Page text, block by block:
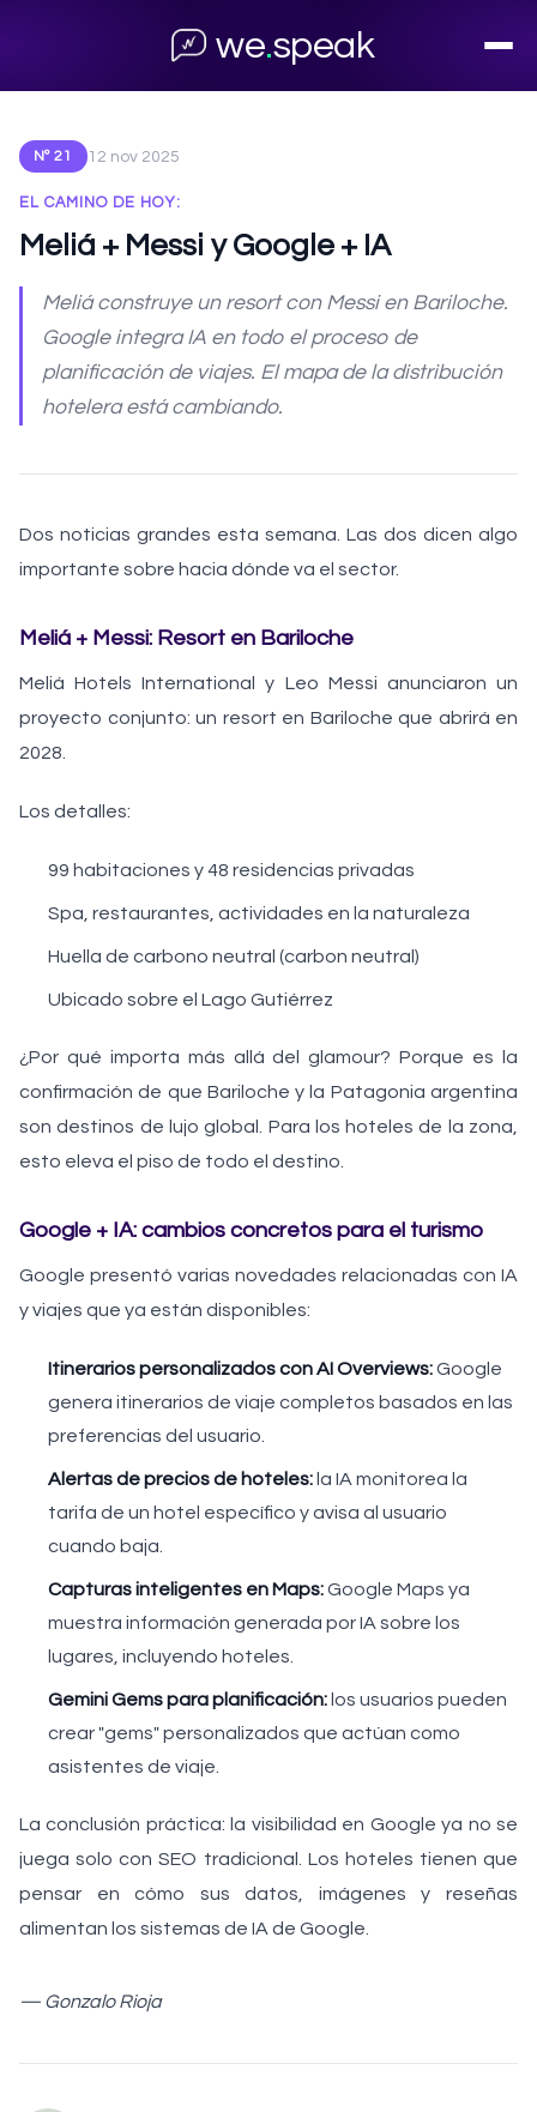
we.speak
Nº 21 12 nov 2025
EL CAMINO DE HOY:
Meliá + Messi y Google + IA
Meliá construye un resort con Messi en Bariloche.
Google integra IA en todo el proceso de
planificación de viajes. El mapa de la distribución
hotelera está cambiando.
Dos noticias grandes esta semana. Las dos dicen algo
importante sobre hacia dónde va el sector.
Meliá + Messi: Resort en Bariloche
Meliá Hotels International y Leo Messi anunciaron un
proyecto conjunto: un resort en Bariloche que abrirá en
2028.
Los detalles:
99 habitaciones y 48 residencias privadas
Spa, restaurantes, actividades en la naturaleza
Huella de carbono neutral (carbon neutral)
Ubicado sobre el Lago Gutiérrez
¿Por qué importa más allá del glamour? Porque es la
confirmación de que Bariloche y la Patagonia argentina
son destinos de lujo global. Para los hoteles de la zona,
esto eleva el piso de todo el destino.
Google + IA: cambios concretos para el turismo
Google presentó varias novedades relacionadas con IA
y viajes que ya están disponibles:
Itinerarios personalizados con AI Overviews:Google
genera itinerarios de viaje completos basados en las
preferencias del usuario.
Alertas de precios de hoteles: la IA monitorea la
tarifa de un hotel específico y avisa al usuario
cuando baja.
Capturas inteligentes en Maps:Google Maps ya
muestra información generada por IA sobre los
lugares, incluyendo hoteles.
Gemini Gems para planificación: los usuarios pueden
crear "gems" personalizados que actúan como
asistentes de viaje.
La conclusión práctica: la visibilidad en Google ya no se
juega solo con SEO tradicional. Los hoteles tienen que
pensar en cómo sus datos, imágenes y reseñas
alimentan los sistemas de IA de Google.
— Gonzalo Rioja